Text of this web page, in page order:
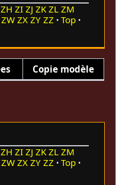
ZH ZI ZJ ZK ZL ZM
ZW ZX ZY ZZ
Top
Copie modèle
ZH ZI ZJ ZK ZL ZM
ZW ZX ZY ZZ
Top